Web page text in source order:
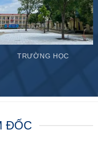
TRƯỜNG HỌC
ĐỐC